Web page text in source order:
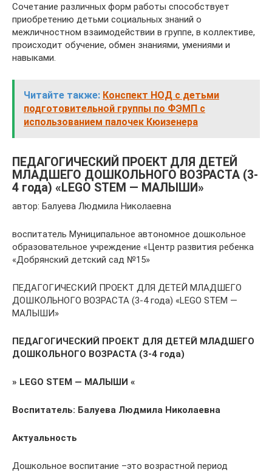
Сочетание различных форм работы способствует
приобретению детьми социальных знаний о
межличностном взаимодействии в группе, в коллективе,
происходит обучение, обмен знаниями, умениями и
навыками.
Читайте также: Конспект НОД с детьми
подготовительной группы по ФЭМП с
использованием палочек Кюизенера
ПЕДАГОГИЧЕСКИЙ ПРОЕКТ ДЛЯ ДЕТЕЙ
МЛАДШЕГО ДОШКОЛЬНОГО ВОЗРАСТА (3-
4 года) «LEGO STEM — МАЛЫШИ»
автор: Балуева Людмила Николаевна
воспитатель Муниципальное автономное дошкольное
образовательное учреждение «Центр развития ребенка
«Добрянский детский сад №15»
ПЕДАГОГИЧЕСКИЙ ПРОЕКТ ДЛЯ ДЕТЕЙ МЛАДШЕГО
ДОШКОЛЬНОГО ВОЗРАСТА (3-4 года) «LEGO STEM —
МАЛЫШИ»
ПЕДАГОГИЧЕСКИЙ ПРОЕКТ ДЛЯ ДЕТЕЙ МЛАДШЕГО
ДОШКОЛЬНОГО ВОЗРАСТА (3-4 года)
» LEGO STEM — МАЛЫШИ «
Воспитатель: Балуева Людмила Николаевна
Актуальность
Дошкольное воспитание –это возрастной период